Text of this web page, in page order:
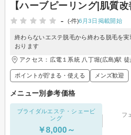
【ハーブピーリング|肌質
-
(-件)6月3日掲載開始
終わらないエステ脱毛から終わる脱毛を
おります
アクセス：広電１系統 八丁堀(広島)駅
ポイントが貯まる・使える メンズ歓迎
メニュー別参考価格
ブライダルエステ・シェービ
ング
￥8,000～
フ